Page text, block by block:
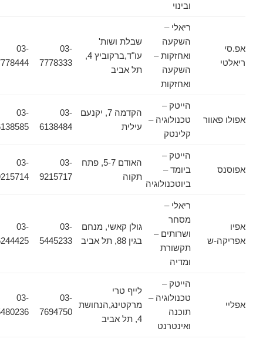
ובינוי
אפ.סי
ריאלטי
ריאלי –
השקעה
ואחזקות –
השקעה
ואחזקות
שבלת ושות'
עו"ד,ברקוביץ 4,
תל אביב
03-
7778333
03-
7778444
אפולו פאוור
הייטק –
טכנולוגיה –
קלינטק
הקדמה 7, יקנעם
עילית
03-
6138484
03-
6138585
אפוסנס
הייטק –
ביומד –
ביוטכנולוגיה
האודם 5-7, פתח
תקוה
03-
9215717
03-
9215714
אפיו
אפריקה-ש
ריאלי –
מסחר
ושרותים –
תקשורת
ומדיה
גולן קאשי, מנחם
בגין 88, תל אביב
03-
5445233
03-
6244425
אפליי
הייטק –
טכנולוגיה –
תוכנה
ואינטרנט
לייף טרי
מרקטינג,הנחושת
03-
7694750
03-
5480236